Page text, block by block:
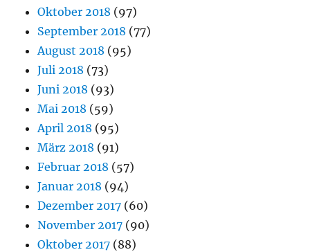
Oktober 2018 (97)
September 2018 (77)
August 2018 (95)
Juli 2018 (73)
Juni 2018 (93)
Mai 2018 (59)
April 2018 (95)
März 2018 (91)
Februar 2018 (57)
Januar 2018 (94)
Dezember 2017 (60)
November 2017 (90)
Oktober 2017 (88)